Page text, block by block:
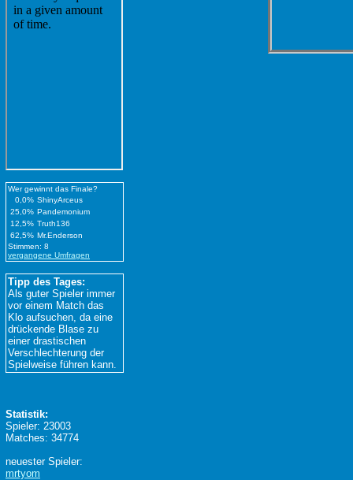
Wer gewinnt das Finale?
0,0% ShinyArceus
25,0% Pandemonium
12,5% Truth136
62,5% Mr.Enderson
Stimmen: 8
vergangene Umfragen
Tipp des Tages:
Als guter Spieler immer
vor einem Match das
Klo aufsuchen, da eine
drückende Blase zu
einer drastischen
Verschlechterung der
Spielweise führen kann.
Statistik:
Spieler: 23003
Matches: 34774
neuester Spieler:
mrtyom